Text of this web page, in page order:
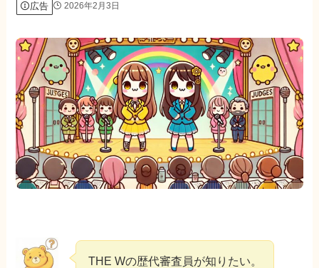
広告 2026年2月3日
THE Wの歴代審査員が知りたい。